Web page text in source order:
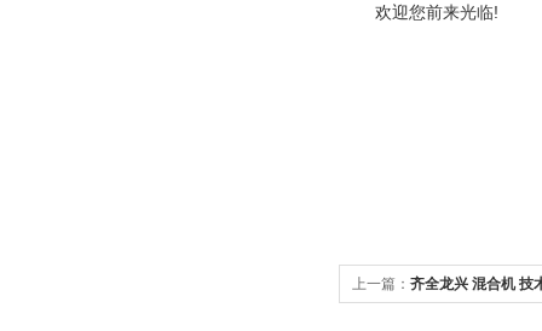
欢迎您前来光临!
上一篇： 齐全龙兴 混合机 技